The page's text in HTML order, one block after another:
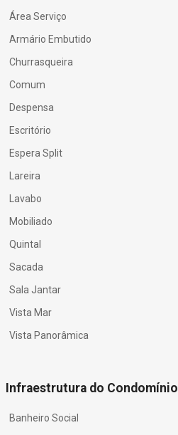
Área Serviço
Armário Embutido
Churrasqueira
Comum
Despensa
Escritório
Espera Split
Lareira
Lavabo
Mobiliado
Quintal
Sacada
Sala Jantar
Vista Mar
Vista Panorâmica
Infraestrutura do Condomínio
Banheiro Social